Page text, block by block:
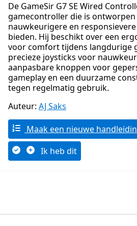
De GameSir G7 SE Wired
gamecontroller die is
nauwkeurigere en
bieden. Hij beschikt over een
voor comfort tijdens langdurige
precieze joysticks voor
aanpasbare knoppen voor
gameplay en een duurzame
tegen regelmatig gebruik.
Auteur: AJ Saks
Maak een nieuwe
Ik heb dit